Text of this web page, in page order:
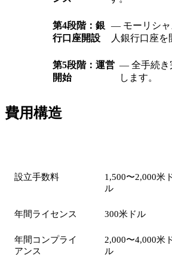
第4段階：銀
行口座開設
— モーリシャ
人銀行口座を
第5段階：運営
開始
— 全手続き
します。
費用構造
設立手数料
1,500〜2,000米
ル
年間ライセンス 300米ドル
年間コンプライ
アンス
2,000〜4,000米
ル